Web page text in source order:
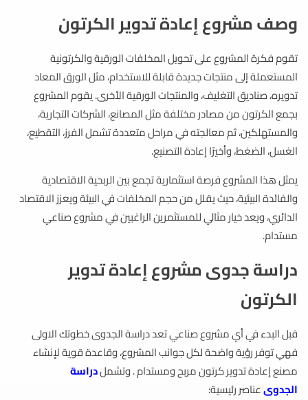
وصف مشروع إعادة تدوير الكرتون
تقوم فكرة المشروع على تحويل المخلفات الورقية والكرتونية
المستعملة إلى منتجات جديدة قابلة للاستخدام، مثل الورق المعاد
تدويره، صناديق التغليف، والمنتجات الورقية الأخرى. يقوم المشروع
بجمع الكرتون من مصادر مختلفة مثل المصانع، الشركات التجارية،
والمستهلكين، ثم معالجته في مراحل متعددة تشمل الفرز، التقطيع،
الغسل، الضغط، وأخيرًا إعادة التصنيع.
يمثل هذا المشروع فرصة استثمارية تجمع بين الربحية الاقتصادية
والفائدة البيئية، حيث يقلل من حجم المخلفات في البيئة ويعزز الاقتصاد
الدائري، ويعد خيار مثالي للمستثمرين الراغبين في مشروع صناعي
مستدام.
دراسة جدوى مشروع إعادة تدوير
الكرتون
قبل البدء في أي مشروع صناعي تعد دراسة الجدوى خطوتك الاولى
فهي توفر رؤية واضحة لكل جوانب المشروع، وقاعدة قوية لإنشاء
مصنع إعادة تدوير كرتون مربح ومستدام . وتشملدراسة
الجدوىعناصر رئيسية: